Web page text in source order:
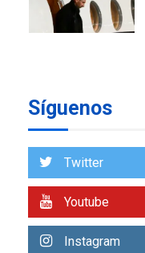
1
Síguenos
Twitter
Youtube
Instagram